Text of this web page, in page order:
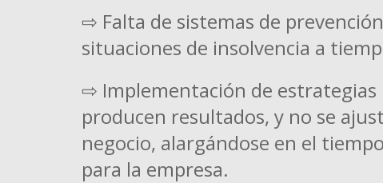
⇨ Falta de sistemas de
situaciones de insolvencia a
⇨ Implementación de
producen resultados, y no se
negocio, alargándose en el
para la empresa.